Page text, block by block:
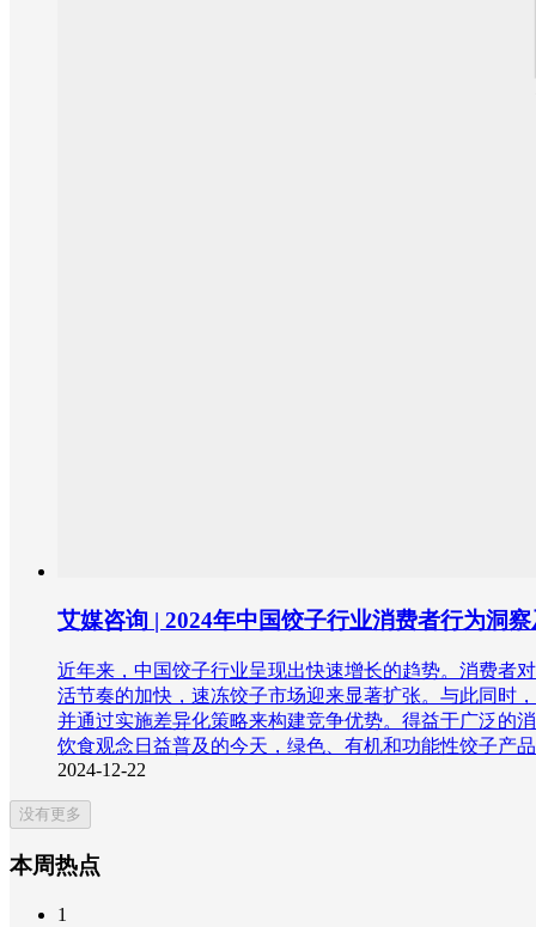
艾媒咨询 | 2024年中国饺子行业消费者行为洞
近年来，中国饺子行业呈现出快速增长的趋势。消费者
活节奏的加快，速冻饺子市场迎来显著扩张。与此同时
并通过实施差异化策略来构建竞争优势。得益于广泛的
饮食观念日益普及的今天，绿色、有机和功能性饺子产
2024-12-22
没有更多
本周热点
1